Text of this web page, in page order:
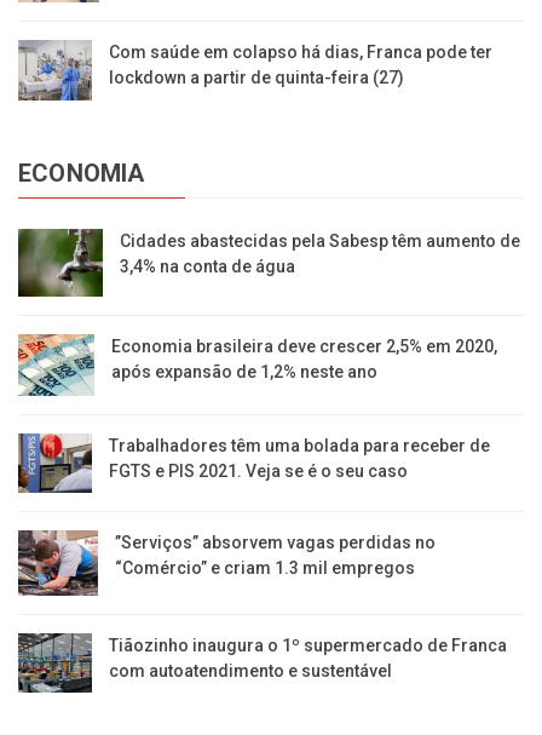
Com saúde em colapso há dias, Franca pode ter
lockdown a partir de quinta-feira (27)
ECONOMIA
Cidades abastecidas pela Sabesp têm aumento de
3,4% na conta de água
Economia brasileira deve crescer 2,5% em 2020,
após expansão de 1,2% neste ano
Trabalhadores têm uma bolada para receber de
FGTS e PIS 2021. Veja se é o seu caso
​”Serviços” absorvem vagas perdidas no
“Comércio” e criam 1.3 mil empregos
Tiãozinho inaugura o 1º supermercado de Franca
com autoatendimento e sustentável